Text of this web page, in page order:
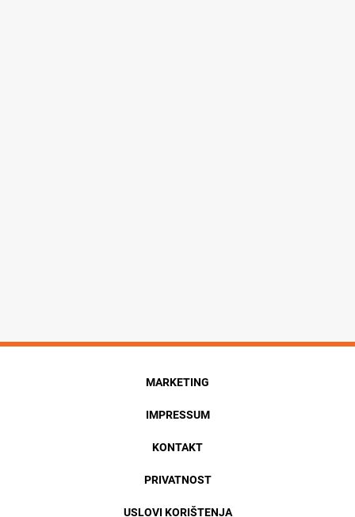
MARKETING
IMPRESSUM
KONTAKT
PRIVATNOST
USLOVI KORIŠTENJA